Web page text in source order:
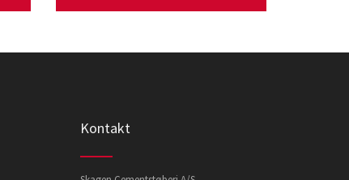
Kontakt